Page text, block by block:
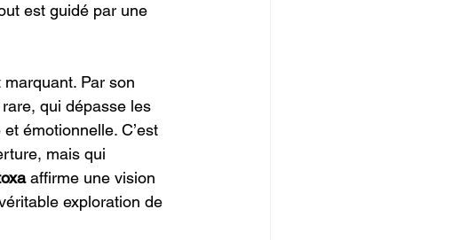
est guidé par une
Par son
qui dépasse les
émotionnelle. C’est
mais qui
affirme une vision
exploration de